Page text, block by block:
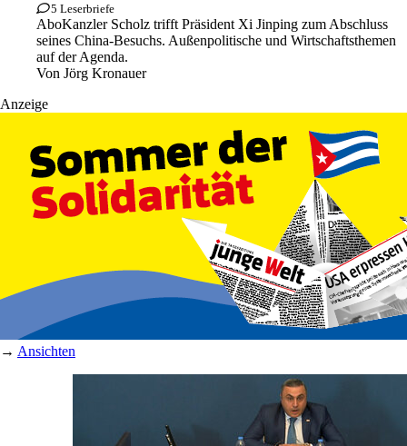
5 Leserbriefe
AboKanzler Scholz trifft Präsident Xi Jinping zum Abschluss
seines China-Besuchs. Außenpolitische und Wirtschaftsthemen
auf der Agenda.
Von Jörg Kronauer
Anzeige
→ Ansichten